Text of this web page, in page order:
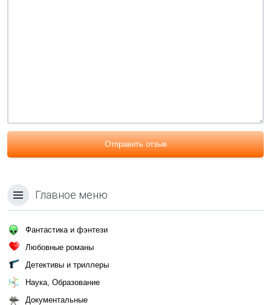
Отправить отзыв
Главное меню
Фантастика и фэнтези
Любовные романы
Детективы и триллеры
Наука, Образование
Документальные